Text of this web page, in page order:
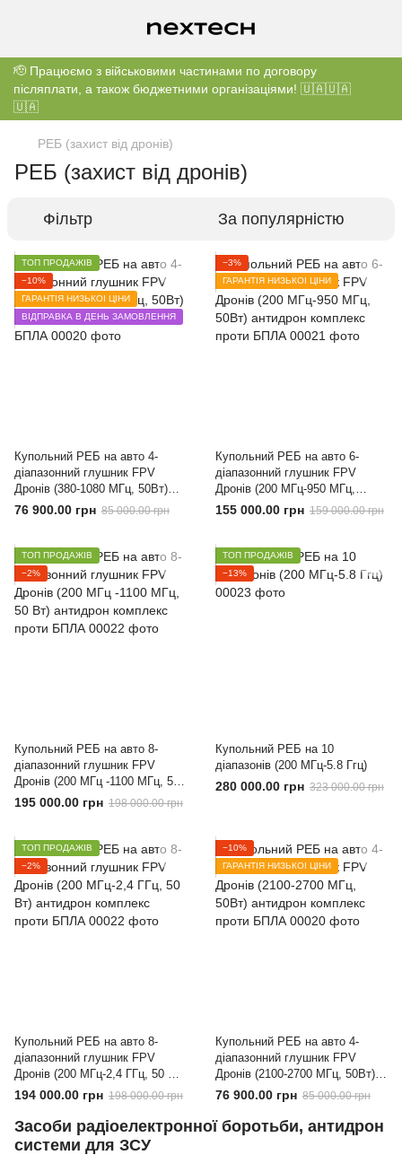
🫡 Працюємо з військовими частинами по договору
післяплати, а також бюджетними організаціями! 🇺🇦🇺🇦
🇺🇦
РЕБ (захист від дронів)
РЕБ (захист від дронів)
Фільтр За популярністю
ТОП ПРОДАЖІВ
−10%
ГАРАНТІЯ НИЗЬКОЇ ЦІНИ
ВІДПРАВКА В ДЕНЬ ЗАМОВЛЕННЯ
Купольний РЕБ на авто 4-
діапазонний глушник FPV
Дронів (380-1080 МГц, 50Вт)
антидрон комплекс проти
76 900.00 грн 85 000.00 грн
−3%
ГАРАНТІЯ НИЗЬКОЇ ЦІНИ
Купольний РЕБ на авто 6-
діапазонний глушник FPV
Дронів (200 МГц-950 МГц,
50Вт) антидрон комплекс проти
155 000.00 грн 159 000.00 грн
ТОП ПРОДАЖІВ
−2%
Купольний РЕБ на авто 8-
діапазонний глушник FPV
Дронів (200 МГц -1100 МГц, 50
Вт) антидрон комплекс проти
195 000.00 грн 198 000.00 грн
ТОП ПРОДАЖІВ
−13%
Купольний РЕБ на 10
діапазонів (200 МГц-5.8 Ггц)
280 000.00 грн 323 000.00 грн
ТОП ПРОДАЖІВ
−2%
Купольний РЕБ на авто 8-
діапазонний глушник FPV
Дронів (200 МГц-2,4 ГГц, 50 Вт)
антидрон комплекс проти
194 000.00 грн 198 000.00 грн
−10%
ГАРАНТІЯ НИЗЬКОЇ ЦІНИ
Купольний РЕБ на авто 4-
діапазонний глушник FPV
Дронів (2100-2700 МГц, 50Вт)
антидрон комплекс проти
76 900.00 грн 85 000.00 грн
Засоби радіоелектронної боротьби, антидрон
системи для ЗСУ